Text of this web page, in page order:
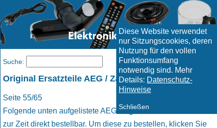
Diese Website verwendet
nur Sitzungscookies, deren
Nutzung für den vollen
Funktionsumfang
notwendig sind. Mehr
Details: Datenschutz-
Hinweise
Schließen
Original Ersatzteile AEG / Zanussi / Electrolux
Seite 55/65
Folgende unten aufgelistete AEG Original Ersatzteile sind
zur Zeit direkt bestellbar. Um diese zu bestellen, klicken Sie
Suche: